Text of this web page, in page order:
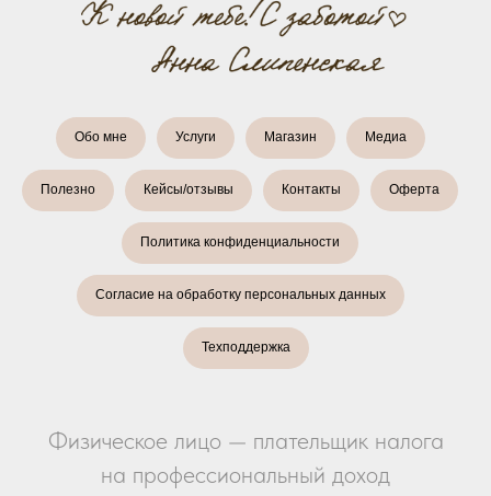
Обо мне Услуги Магазин Медиа
Полезно Кейсы/отзывы Контакты Оферта
Политика конфиденциальности
Согласие на обработку персональных данных
Техподдержка
Физическое лицо — плательщик налога
на профессиональный доход